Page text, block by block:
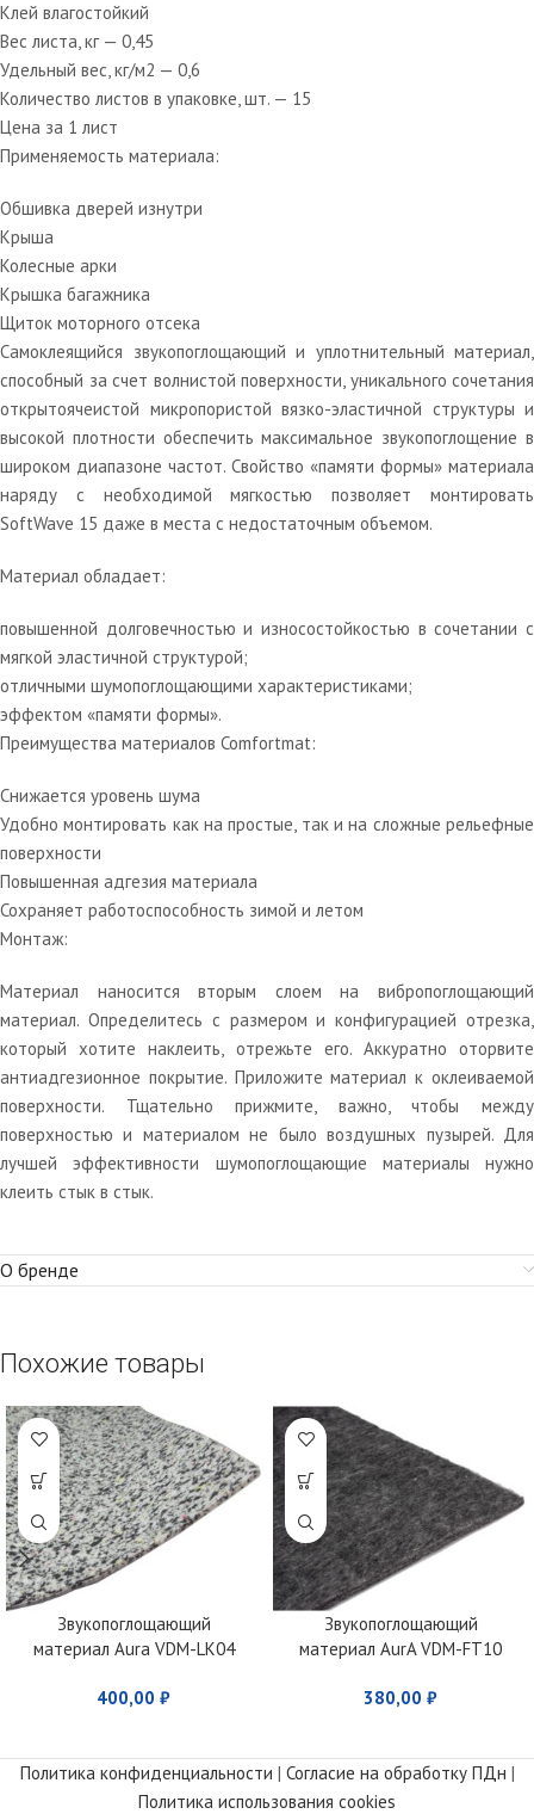
Клей влагостойкий
Вес листа, кг — 0,45
Удельный вес, кг/м2 — 0,6
Количество листов в упаковке, шт. — 15
Цена за 1 лист
Применяемость материала:
Обшивка дверей изнутри
Крыша
Колесные арки
Крышка багажника
Щиток моторного отсека
Самоклеящийся звукопоглощающий и уплотнительный материал,
способный за счет волнистой поверхности, уникального сочетания
открытоячеистой микропористой вязко-эластичной структуры и
высокой плотности обеспечить максимальное звукопоглощение в
широком диапазоне частот. Свойство «памяти формы» материала
наряду с необходимой мягкостью позволяет монтировать
SoftWave 15 даже в места с недостаточным объемом.
Материал обладает:
повышенной долговечностью и износостойкостью в сочетании с
мягкой эластичной структурой;
отличными шумопоглощающими характеристиками;
эффектом «памяти формы».
Преимущества материалов Comfortmat:
Снижается уровень шума
Удобно монтировать как на простые, так и на сложные рельефные
поверхности
Повышенная адгезия материала
Сохраняет работоспособность зимой и летом
Монтаж:
Материал наносится вторым слоем на вибропоглощающий
материал. Определитесь с размером и конфигурацией отрезка,
который хотите наклеить, отрежьте его. Аккуратно оторвите
антиадгезионное покрытие. Приложите материал к оклеиваемой
поверхности. Тщательно прижмите, важно, чтобы между
поверхностью и материалом не было воздушных пузырей. Для
лучшей эффективности шумопоглощающие материалы нужно
клеить стык в стык.
О бренде
Похожие товары
Звукопоглощающий
материал Aura VDM-LK04
400,00 ₽
Звукопоглощающий
материал AurA VDM-FT10
380,00 ₽
Политика конфиденциальности | Согласие на обработку ПДн |
Политика использования cookies